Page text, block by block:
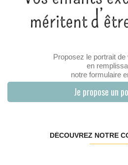
Proposez le portrait de
en
notre formulaire
Je propose un
DÉCOUVREZ NOTRE